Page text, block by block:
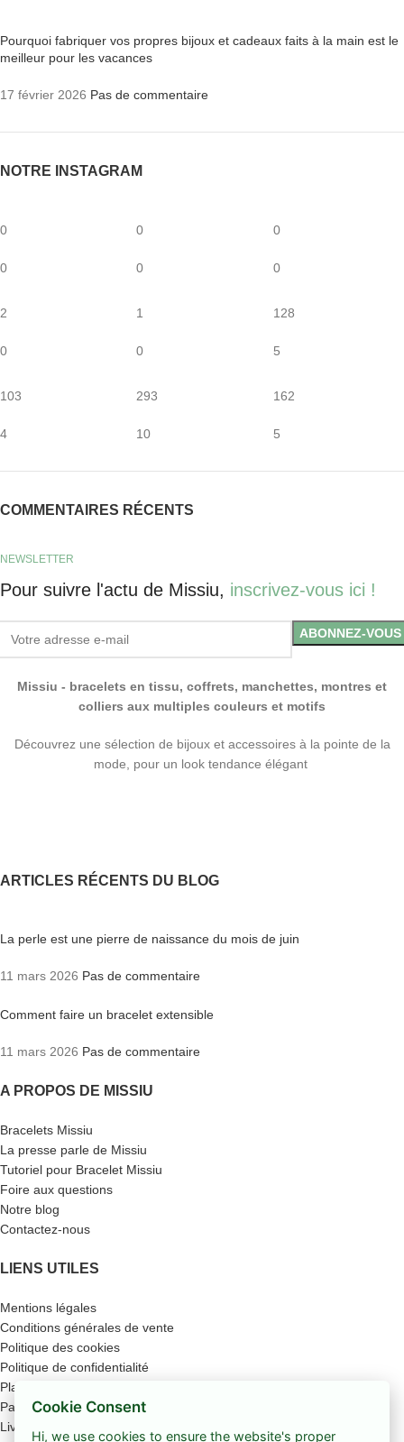
Pourquoi fabriquer vos propres bijoux et cadeaux faits à la main est le
meilleur pour les vacances
17 février 2026 Pas de commentaire
NOTRE INSTAGRAM
0
0
0
0
0
0
2
0
1
0
128
5
103
4
293
10
162
5
COMMENTAIRES RÉCENTS
NEWSLETTER
Pour suivre l'actu de Missiu, inscrivez-vous ici !
Missiu - bracelets en tissu, coffrets, manchettes, montres et
colliers aux multiples couleurs et motifs
Découvrez une sélection de bijoux et accessoires à la pointe de la
mode, pour un look tendance élégant
ARTICLES RÉCENTS DU BLOG
La perle est une pierre de naissance du mois de juin
11 mars 2026 Pas de commentaire
Comment faire un bracelet extensible
11 mars 2026 Pas de commentaire
A PROPOS DE MISSIU
Bracelets Missiu
La presse parle de Missiu
Tutoriel pour Bracelet Missiu
Foire aux questions
Notre blog
Contactez-nous
LIENS UTILES
Mentions légales
Conditions générales de vente
Politique des cookies
Politique de confidentialité
Plan du site
Paiement sécurisé
Livraison
Cookie Consent
Hi, we use cookies to ensure the website's proper